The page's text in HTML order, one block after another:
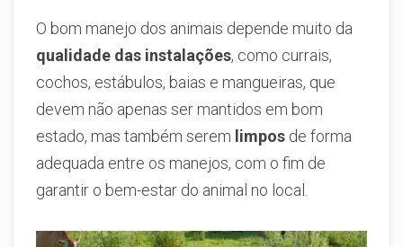
O bom manejo dos animais depende muito da
qualidade das instalações, como currais,
cochos, estábulos, baias e mangueiras, que
devem não apenas ser mantidos em bom
estado, mas também serem limpos de forma
adequada entre os manejos, com o fim de
garantir o bem-estar do animal no local.